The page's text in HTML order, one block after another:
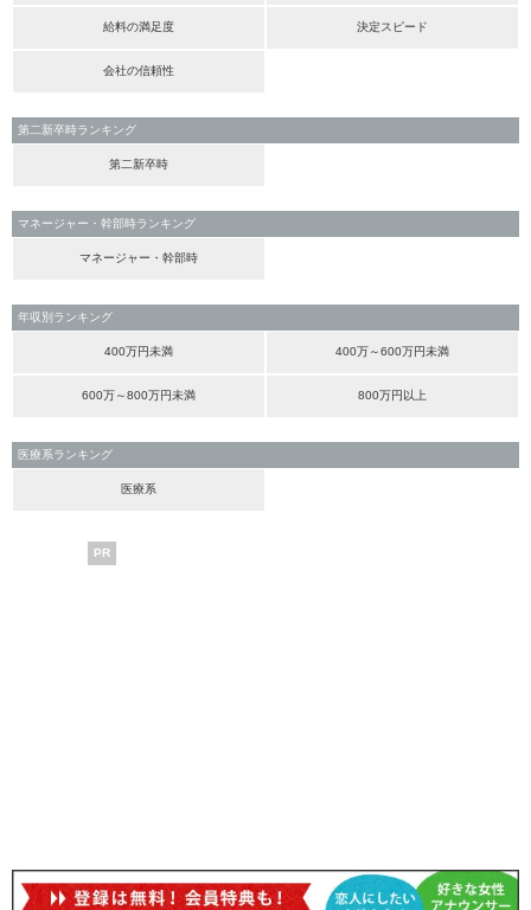
給料の満足度 決定スピード
会社の信頼性
第二新卒時ランキング
第二新卒時
マネージャー・幹部時ランキング
マネージャー・幹部時
年収別ランキング
400万円未満 400万～600万円未満
600万～800万円未満 800万円以上
医療系ランキング
医療系
PR